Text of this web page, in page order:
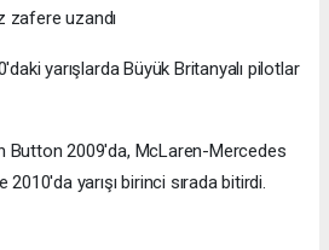
zafere uzandı
yarışlarda Büyük Britanyalı pilotlar
Button 2009'da, McLaren-Mercedes
yarışı birinci sırada bitirdi.